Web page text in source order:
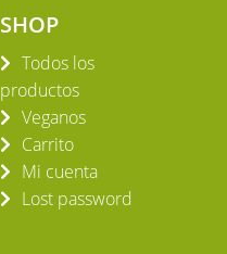
SHOP
Todos los
productos
Veganos
Carrito
Mi cuenta
Lost password